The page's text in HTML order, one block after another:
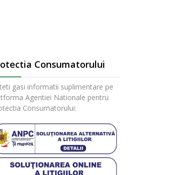
Consumatorului
gasi informatii suplimentare pe
Agentiei Nationale pentru
Consumatorului: